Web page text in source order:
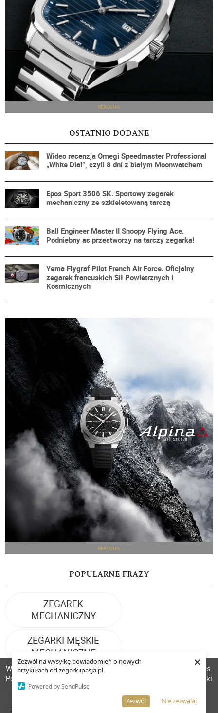
Zezwól na wysyłkę powiadomień o nowych
artykułach od zegarkiipasja.pl.
Powered by SendPulse
Nie zezwalaj
Zezwól
×
REKLAMA
OSTATNIO DODANE
Wideo recenzja Omegi Speedmaster Professional
„White Dial”, czyli 8 dni z białym Moonwatchem
Epos Sport 3506 SK. Sportowy zegarek
mechaniczny ze szkieletowaną tarczą
Ball Engineer Master II Snoopy Flying Ace.
Podniebny as przestworzy na tarczy zegarka!
Yema Flygraf Pilot French Air Force. Oficjalny
zegarek francuskich Sił Powietrznych i
Kosmicznych
REKLAMA
POPULARNE FRAZY
ZEGAREK
MECHANICZNY
ZEGARKI MĘSKIE
MECHANICZNE
ZEGARKI
SZWAJCARSKIE
ZEGARKI SPORTOWE PRESTIŻOWE ZEGARKI
W celu poprawienia jakości usług korzystamy z plików cookies.
Pozostanie na stronie oznacza, iż wyrażasz zgodę na to, że pliki
cookies będą przechowywane w Twoim urządzeniu.
Więcej informacji